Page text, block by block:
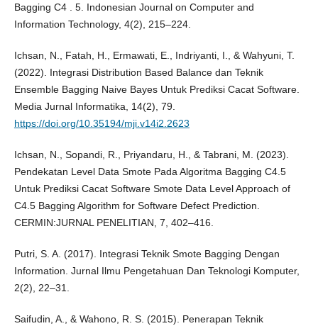
Bagging C4 . 5. Indonesian Journal on Computer and
Information Technology, 4(2), 215–224.
Ichsan, N., Fatah, H., Ermawati, E., Indriyanti, I., & Wahyuni, T.
(2022). Integrasi Distribution Based Balance dan Teknik
Ensemble Bagging Naive Bayes Untuk Prediksi Cacat Software.
Media Jurnal Informatika, 14(2), 79.
https://doi.org/10.35194/mji.v14i2.2623
Ichsan, N., Sopandi, R., Priyandaru, H., & Tabrani, M. (2023).
Pendekatan Level Data Smote Pada Algoritma Bagging C4.5
Untuk Prediksi Cacat Software Smote Data Level Approach of
C4.5 Bagging Algorithm for Software Defect Prediction.
CERMIN:JURNAL PENELITIAN, 7, 402–416.
Putri, S. A. (2017). Integrasi Teknik Smote Bagging Dengan
Information. Jurnal Ilmu Pengetahuan Dan Teknologi Komputer,
2(2), 22–31.
Saifudin, A., & Wahono, R. S. (2015). Penerapan Teknik